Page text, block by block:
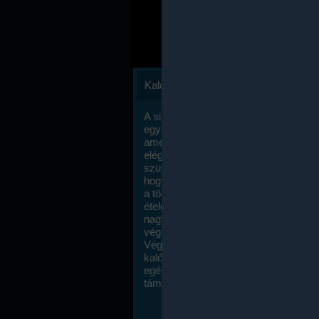
Kalóriaszámlálás
A sikeres fogyás titka valójában igen
egyszerű: égess több energiát, mint
amennyit beviszel. Természetesen
elég nagy fegyelemre és akaraterőre
szükség, de meglepődve fogod
hogy a kalóriaszámolás mennyire
a többi diétához képest. Itt nincsenek
ételek és a megengedett kalóriabevitelt
nagymértékben növelheted ha
végzel.
Végül, de nem utolsó sorban, a
kalóriaszámolás módszerét a legtöbb
egészségügyi szakorvos ajánlja és
támogatja.